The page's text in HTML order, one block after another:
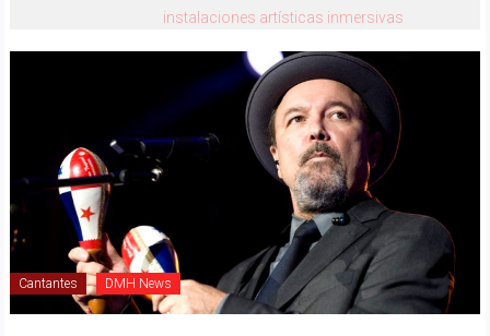
instalaciones artísticas inmersivas
Cantantes DMH News